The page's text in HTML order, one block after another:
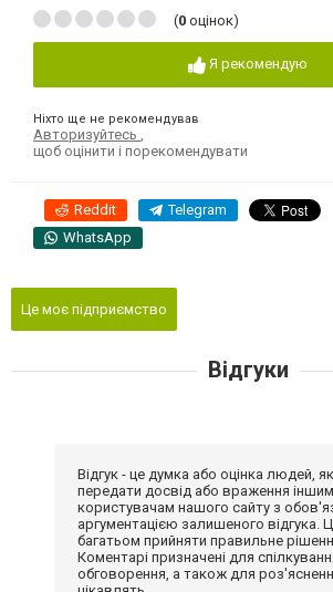
(0 оцінок)
Я рекомендую
Ніхто ще не рекомендував
Авторизуйтесь
щоб оцінити і порекомендувати
Reddit Telegram
WhatsApp
Це моє підприємство
Відгуки
Відгук - це думка або оцінка людей,
передати досвід або враження іншим
користувачам нашого сайту з
аргументацією залишеного
багатьом прийняти правильне
Коментарі призначені для
обговорення, а також для